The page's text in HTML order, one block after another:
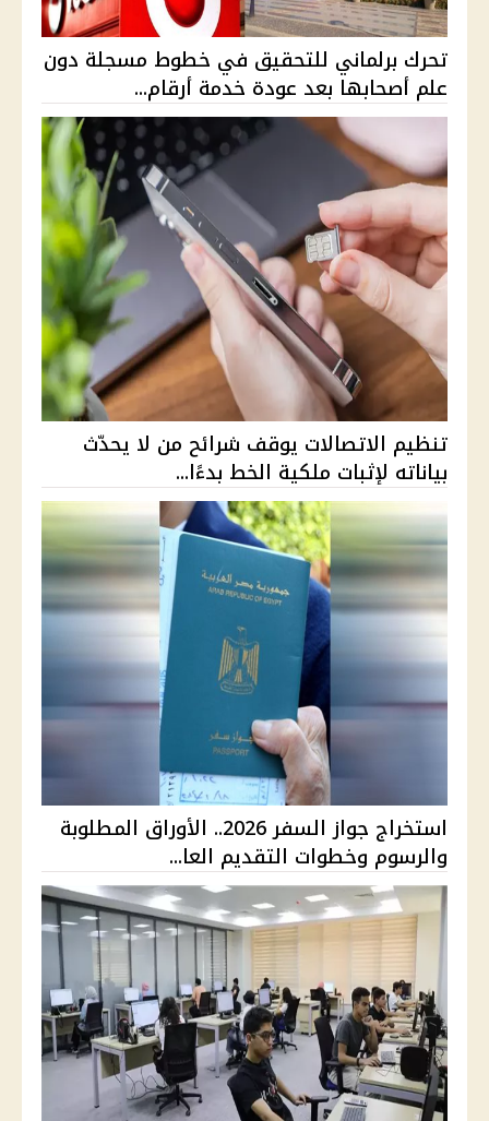
تحرك برلماني للتحقيق في خطوط مسجلة دون
علم أصحابها بعد عودة خدمة أرقام...
تنظيم الاتصالات يوقف شرائح من لا يحدّث
بياناته لإثبات ملكية الخط بدءًا...
استخراج جواز السفر 2026.. الأوراق المطلوبة
والرسوم وخطوات التقديم العا...